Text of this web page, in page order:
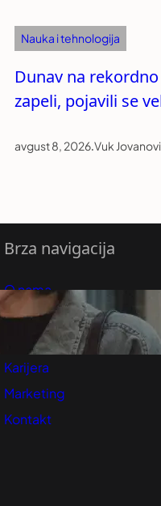
Nauka i tehnologija
Dunav na
zapeli, pojavili se
avgust 8, 2026.Vuk
Brza navigacija
O nama
Predloži Vest
Pretplatite se na vesti
Karijera
Marketing
Kontakt